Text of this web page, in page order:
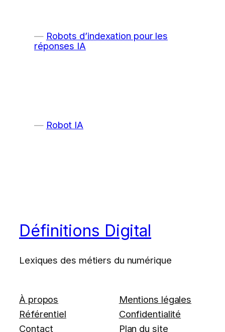
Robots d’indexation pour les
réponses IA
Robot IA
Définitions Digital
Lexiques des métiers du numérique
À propos
Référentiel
Contact
Mentions légales
Confidentialité
Plan du site